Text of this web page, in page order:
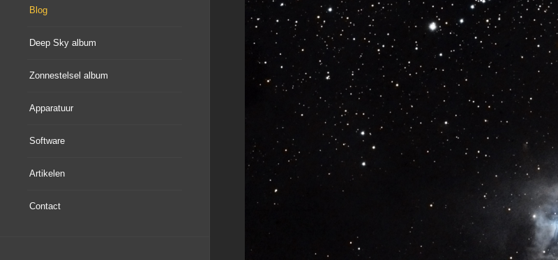
Blog
Deep Sky album
Zonnestelsel album
Apparatuur
Software
Artikelen
Contact